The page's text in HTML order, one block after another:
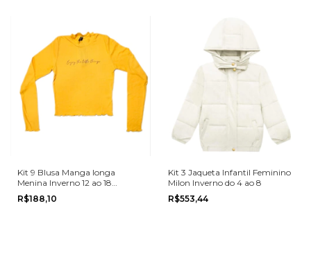
Kit 9 Blusa Manga longa
Menina Inverno 12 ao 18
Romitex
R$188,10
Kit 3 Jaqueta Infantil Feminino
Milon Inverno do 4 ao 8
R$553,44